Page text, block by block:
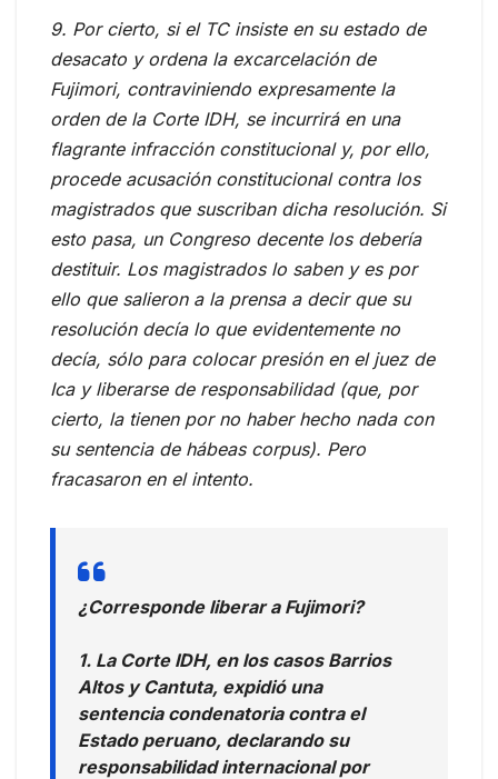
9. Por cierto, si el TC insiste en su estado de
desacato y ordena la excarcelación de
Fujimori, contraviniendo expresamente la
orden de la Corte IDH, se incurrirá en una
flagrante infracción constitucional y, por ello,
procede acusación constitucional contra los
magistrados que suscriban dicha resolución. Si
esto pasa, un Congreso decente los debería
destituir. Los magistrados lo saben y es por
ello que salieron a la prensa a decir que su
resolución decía lo que evidentemente no
decía, sólo para colocar presión en el juez de
Ica y liberarse de responsabilidad (que, por
cierto, la tienen por no haber hecho nada con
su sentencia de hábeas corpus). Pero
fracasaron en el intento.
¿Corresponde liberar a Fujimori?
1. La Corte IDH, en los casos Barrios
Altos y Cantuta, expidió una
sentencia condenatoria contra el
Estado peruano, declarando su
responsabilidad internacional por